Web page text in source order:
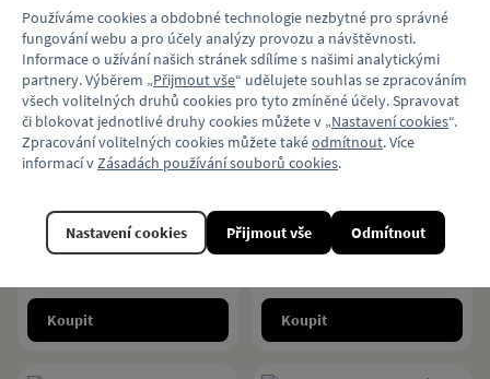
Kniha Z Kosmonautů
na Háje
než stovky dobových i současných
fotografií. Srovnání staré a nové
podoby metra ukazuje, co všechno
povrchem stále ještě dřímá.
Koupit
Kniha Řekni koleje!
V knížce pro děti, co milují
se vozí s humorem a historie troubí
na komiks.
Koupit
Používáme cookies a obdobné technologie nezbytné pro správné
fungování webu a pro účely analýzy provozu a návštěvnosti.
Informace o užívání našich stránek sdílíme s našimi analytickými
partnery. Výběrem „Přijmout vše“ udělujete souhlas se zpracováním
všech volitelných druhů cookies pro tyto zmíněné účely. Spravovat
či blokovat jednotlivé druhy cookies můžete v „Nastavení cookies“.
Zpracování volitelných cookies můžete takéodmítnout. Více
informací vZásadách používání souborů cookies.
Odmítnout
Nastavení cookies Přijmout vše